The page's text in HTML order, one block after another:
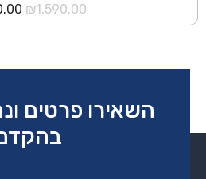
₪1,590.00
השאירו פרטים